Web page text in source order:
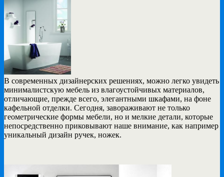
В современных дизайнерских решениях, можно легко увидеть
минималистскую мебель из влагоустойчивых материалов,
отличающие, прежде всего, элегантными шкафами, на фоне
кафельной отделки. Сегодня, завораживают не только
геометрические формы мебели, но и мелкие детали, которые
непосредственно приковывают наше внимание, как например
уникальный дизайн ручек, ножек.